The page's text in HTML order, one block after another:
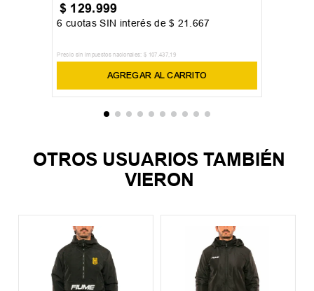
$ 129.999
6 cuotas SIN interés de$ 21.667
Precio sin impuestos nacionales: $ 107 .437,19
AGREGAR AL CARRITO
OTROS USUARIOS TAMBIÉN
VIERON